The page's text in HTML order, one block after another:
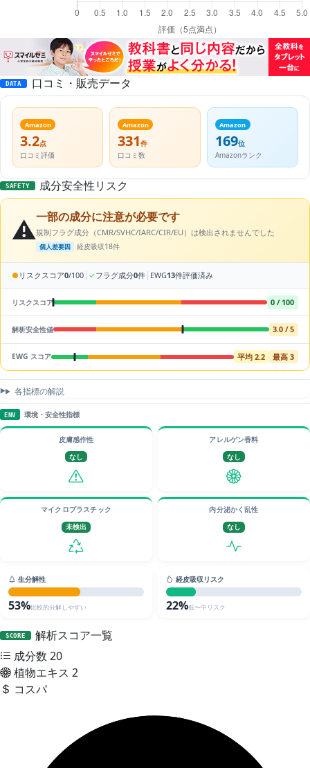
DATA 口コミ・販売データ
Amazon
3.2点
口コミ評価
Amazon
331件
口コミ数
Amazon
169位
Amazonランク
SAFETY 成分安全性リスク
⚠️一部の成分に注意が必要です
規制フラグ成分（CMR/SVHC/IARC/CIR/EU）は検出されませんでした
個人差要因 経皮吸収18件
● リスクスコア0/100 | ✓フラグ成分0件 | EWG13件評価済み
リスクスコア 0 / 100
解析安全性値 3.0 / 5
EWG スコア 平均 2.2 最高 3
各指標の解説
ENV 環境・安全性指標
皮膚感作性
なし
アレルゲン香料
なし
マイクロプラスチック
未検出
内分泌かく乱性
なし
生分解性
53%比較的分解しやすい
経皮吸収リスク
22%低〜中リスク
SCORE
解析スコア一覧
成分数 20
植物エキス 2
コスパ